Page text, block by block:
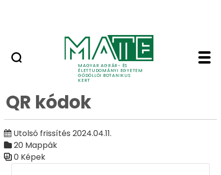
MAGYAR AGRÁR- ÉS
ÉLETTUDOMÁNYI EGYETEM
GÖDÖLLŐI BOTANIKUS
KERT
QR kódok - Galéria -
Galéria
QR kódok
Utolsó frissítés 2024.04.11.
20 Mappák
0 Képek